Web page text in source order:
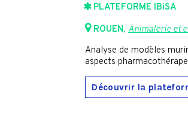
PLATEFORME IBiSA
ROUEN,Animalerie et
Analyse de modèles
aspects
Découvrir la